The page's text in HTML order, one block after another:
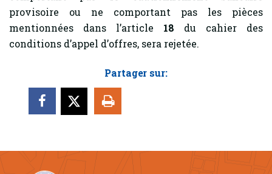
provisoire ou ne comportant pas les pièces
mentionnées dans l’article 18 du cahier des
conditions d’appel d’offres, sera rejetée.
Partager sur: